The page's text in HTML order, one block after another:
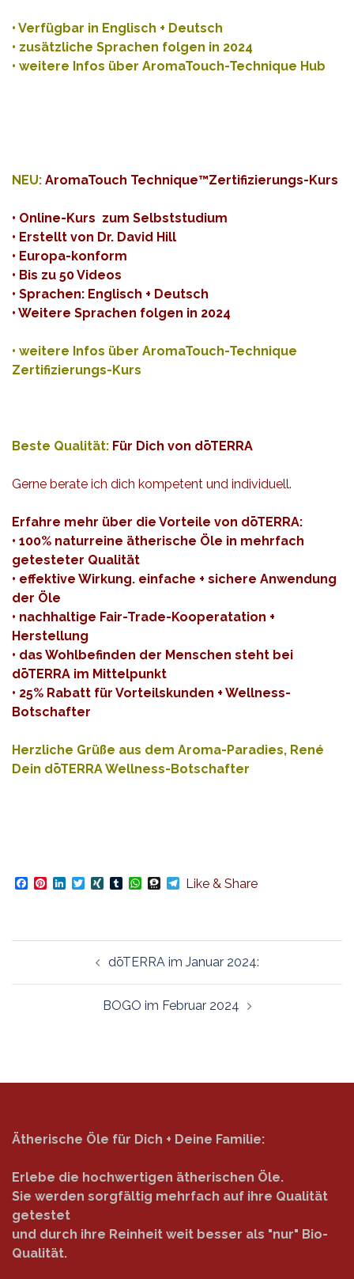
• Verfügbar in Englisch + Deutsch
• zusätzliche Sprachen folgen in 2024
• weitere Infos über AromaTouch-Technique Hub
NEU: AromaTouch Technique™Zertifizierungs-Kurs
• Online-Kurs zum Selbststudium
• Erstellt von Dr. David Hill
• Europa-konform
• Bis zu 50 Videos
• Sprachen: Englisch + Deutsch
• Weitere Sprachen folgen in 2024
• weitere Infos über AromaTouch-Technique
Zertifizierungs-Kurs
Beste Qualität: Für Dich von dōTERRA
Gerne berate ich dich kompetent und individuell.
Erfahre mehr über die Vorteile von dōTERRA:
• 100% naturreine ätherische Öle in mehrfach
getesteter Qualität
• effektive Wirkung. einfache + sichere Anwendung
der Öle
• nachhaltige Fair-Trade-Kooperatation +
Herstellung
• das Wohlbefinden der Menschen steht bei
dōTERRA im Mittelpunkt
• 25% Rabatt für Vorteilskunden + Wellness-
Botschafter
Herzliche Grüße aus dem Aroma-Paradies, René
Dein dōTERRA Wellness-Botschafter
Facebook
Pinterest
LinkedIn
TwitterXINGTumblrWhatsApp
Threema
Telegram
Like & Share
dōTERRA im Januar 2024:
BOGO im Februar 2024
Ätherische Öle für Dich + Deine Familie:
Erlebe die hochwertigen ätherischen Öle.
Sie werden sorgfältig mehrfach auf ihre Qualität
getestet
und durch ihre Reinheit weit besser als "nur" Bio-
Qualität.